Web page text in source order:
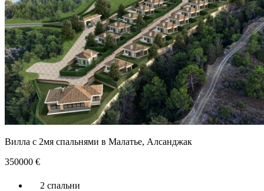
Вилла с 2мя спальнями в Малатье, Алсанджак
350000 €
2 спальни